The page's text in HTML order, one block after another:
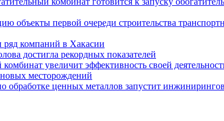
объекты первой очереди строительства
ряд компаний в Хакасии
достигла рекордных показателей
увеличит эффективность своей
месторождений
обработке ценных металлов запустит